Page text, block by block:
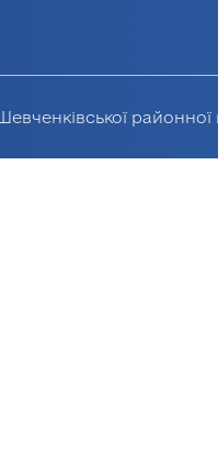
районної